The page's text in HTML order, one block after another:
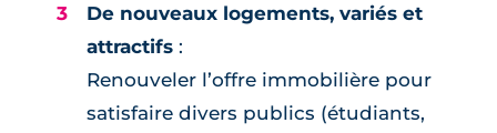
De nouveaux logements, variés et
attractifs :
Renouveler l’offre immobilière pour
satisfaire divers publics (étudiants,